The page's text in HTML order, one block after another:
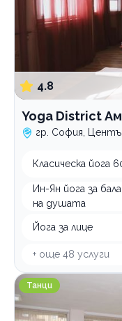
4.8
Yoga District
гр. София,
Класическа йога
Ин-Ян йога за
на душата
Йога за лице
+ още 48 услуги
Прима Денс Студио
Танци